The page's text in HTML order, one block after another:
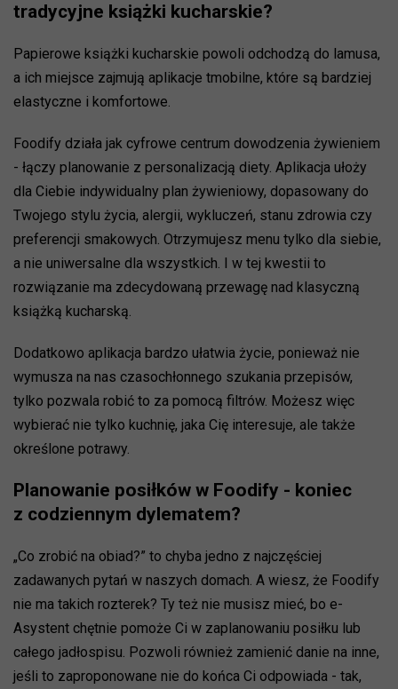
tradycyjne książki kucharskie?
Papierowe książki kucharskie powoli odchodzą do lamusa,
a ich miejsce zajmują aplikacje tmobilne, które są bardziej
elastyczne i komfortowe.
Foodify działa jak cyfrowe centrum dowodzenia żywieniem
- łączy planowanie z personalizacją diety. Aplikacja ułoży
dla Ciebie indywidualny plan żywieniowy, dopasowany do
Twojego stylu życia, alergii, wykluczeń, stanu zdrowia czy
preferencji smakowych. Otrzymujesz menu tylko dla siebie,
a nie uniwersalne dla wszystkich. I w tej kwestii to
rozwiązanie ma zdecydowaną przewagę nad klasyczną
książką kucharską.
Dodatkowo aplikacja bardzo ułatwia życie, ponieważ nie
wymusza na nas czasochłonnego szukania przepisów,
tylko pozwala robić to za pomocą filtrów. Możesz więc
wybierać nie tylko kuchnię, jaka Cię interesuje, ale także
określone potrawy.
Planowanie posiłków w Foodify - koniec
z codziennym dylematem?
„Co zrobić na obiad?” to chyba jedno z najczęściej
zadawanych pytań w naszych domach. A wiesz, że Foodify
nie ma takich rozterek? Ty też nie musisz mieć, bo e-
Asystent chętnie pomoże Ci w zaplanowaniu posiłku lub
całego jadłospisu. Pozwoli również zamienić danie na inne,
jeśli to zaproponowane nie do końca Ci odpowiada - tak,